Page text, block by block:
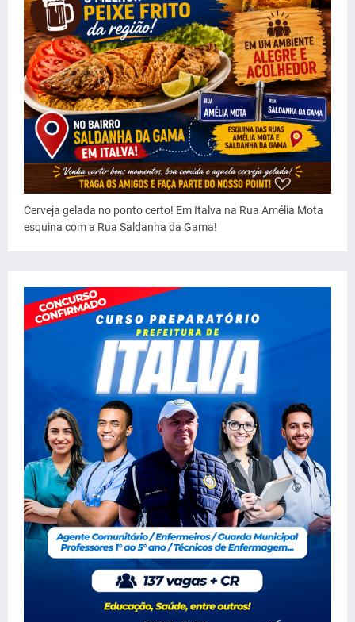
Cerveja gelada no ponto certo! Em Italva na Rua Amélia Mota
esquina com a Rua Saldanha da Gama!